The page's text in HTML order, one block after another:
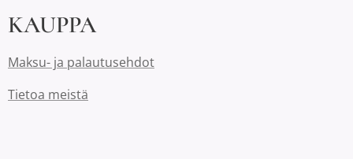
KAUPPA
Maksu- ja palautusehdot
Tietoa meistä